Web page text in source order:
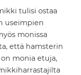
tulisi ostaa
useimpien
monissa
että hamsterin
monia etuja,